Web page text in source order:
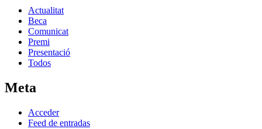
Actualitat
Beca
Comunicat
Premi
Presentació
Todos
Meta
Acceder
Feed de entradas